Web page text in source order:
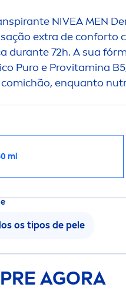
NIVEAMEN
extra de conforto
durante 72h. A sua
Puro e Provitamina
enquanto
ml
os tipos de pele
AGORA